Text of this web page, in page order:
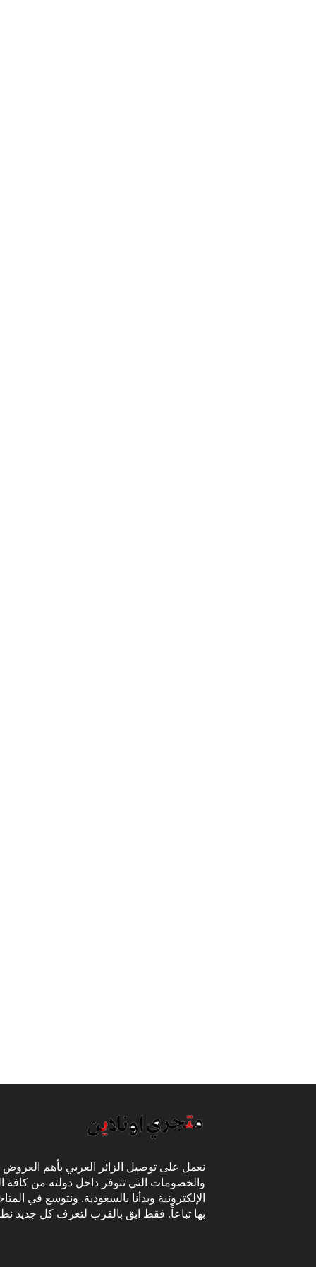
نعمل على توصيل الزائر العربي بأهم العروض
والخصومات التي تتوفر داخل دولته من كافة
الإلكترونية وبدأنا بالسعودية. ونتوسع في
بها تباعاً. فقط ابق بالقرب لتعرف كل جديد